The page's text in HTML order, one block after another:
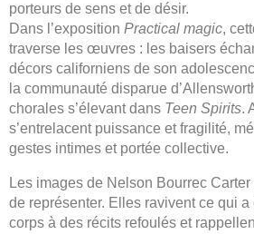
porteurs de sens et de désir.
Dans l’exposition Practical magic,
traverse les œuvres : les baisers
décors californiens de son
la communauté disparue
chorales s’élevant dans Teen Spirits.
s’entrelacent puissance et fragilité,
gestes intimes et portée collective.
Les images de Nelson Bourrec
de représenter. Elles ravivent ce qui
corps à des récits refoulés et